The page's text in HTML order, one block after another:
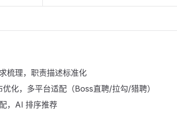
梳理，职责描述标准化
化，多平台适配（Boss直聘/拉勾/猎聘）
，AI 排序推荐